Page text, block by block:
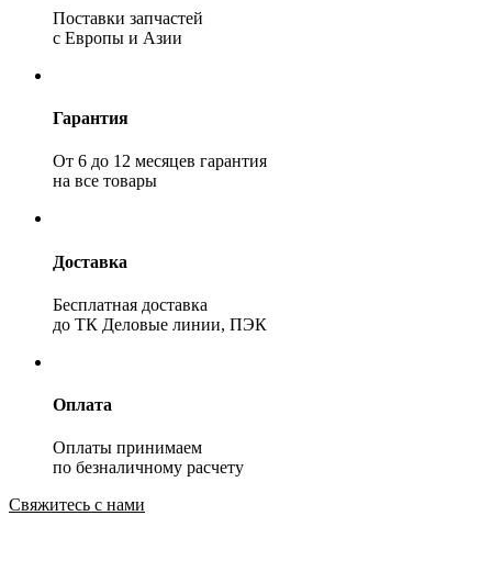
Поставки запчастей
с Европы и Азии
Гарантия
От 6 до 12 месяцев гарантия
на все товары
Доставка
Бесплатная доставка
до ТК Деловые линии, ПЭК
Оплата
Оплаты принимаем
по безналичному расчету
Свяжитесь с нами